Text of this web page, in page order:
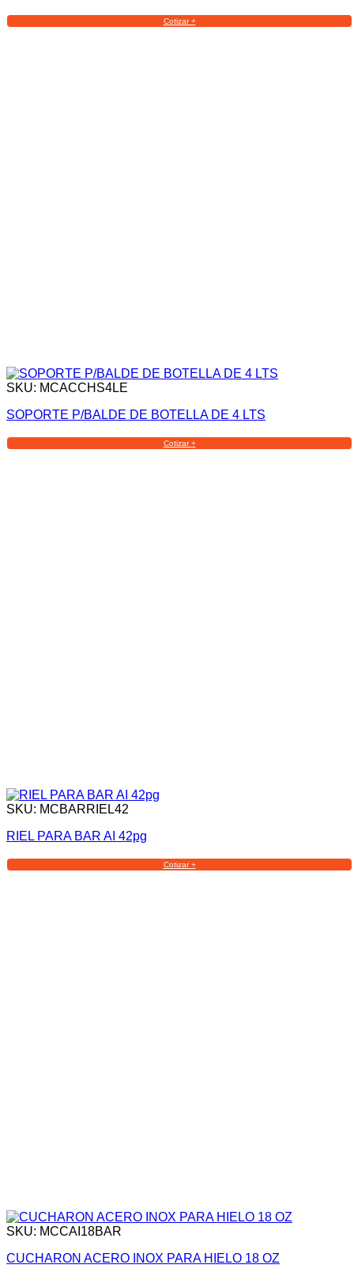
Cotizar +
SKU: MCACCHS4LE
SOPORTE P/BALDE DE BOTELLA DE 4 LTS
Cotizar +
SKU: MCBARRIEL42
RIEL PARA BAR AI 42pg
Cotizar +
SKU: MCCAI18BAR
CUCHARON ACERO INOX PARA HIELO 18 OZ